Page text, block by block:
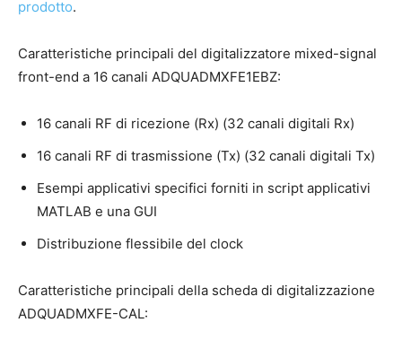
prodotto.
Caratteristiche principali del digitalizzatore mixed-signal
front-end a 16 canali ADQUADMXFE1EBZ:
16 canali RF di ricezione (Rx) (32 canali digitali Rx)
16 canali RF di trasmissione (Tx) (32 canali digitali Tx)
Esempi applicativi specifici forniti in script applicativi
MATLAB e una GUI
Distribuzione flessibile del clock
Caratteristiche principali della scheda di digitalizzazione
ADQUADMXFE-CAL: